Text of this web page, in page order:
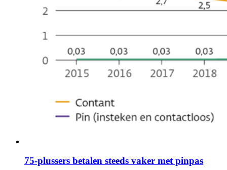
75-plussers betalen steeds vaker met pinpas